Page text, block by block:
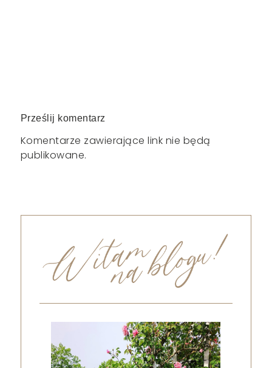
Prześlij komentarz
Komentarze zawierające link nie będą
publikowane.